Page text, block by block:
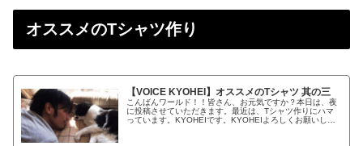
オススメのTシャツ作り
【VOICE KYOHEI】オススメのTシャツ 其の三
こんばんワールド！！皆さん、お元気ですか？本日は、夜
に投稿させていただきます。最近は、Tシャツ作りにハマ
っています。KYOHEIです。KYOHEIよろしくお願いしま